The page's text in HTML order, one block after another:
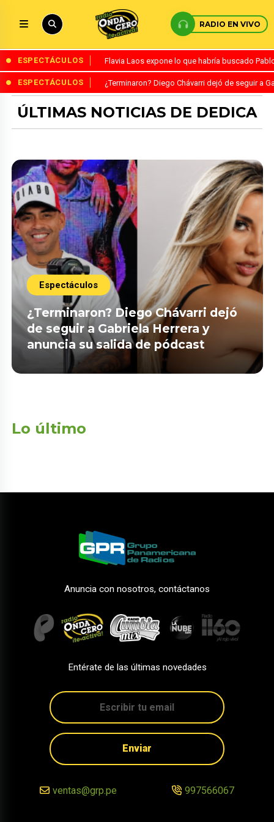
RADIO EN VIVO
ESPECTÁCULOS Flavia Laos expone lo que habría buscado
ESPECTÁCULOS ¿Terminaron? Diego Chávarri dejó de seguir a
ÚLTIMAS NOTICIAS DE DEDICA
Espectáculos
¿Terminaron? Diego Chávarri dejó
de seguir a Gabriela Herrera y
anuncia su salida de pódcast
Lo último
Anuncia con nosotros, contáctanos
Entérate de las últimas novedades
Enviar
ventas@grp.pe 997566067